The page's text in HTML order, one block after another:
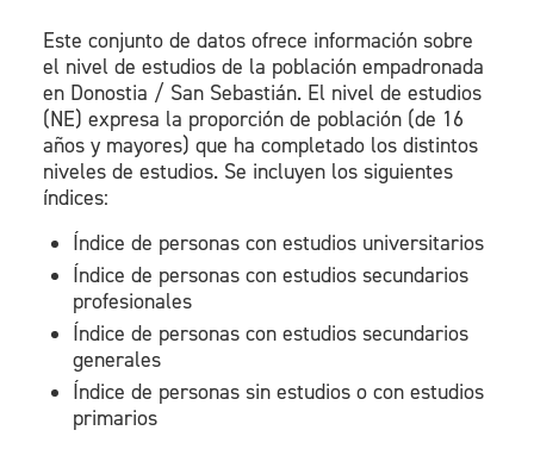
Este conjunto de datos ofrece información sobre
el nivel de estudios de la población empadronada
en Donostia / San Sebastián. El nivel de estudios
(NE) expresa la proporción de población (de 16
años y mayores) que ha completado los distintos
niveles de estudios. Se incluyen los siguientes
índices:
Índice de personas con estudios universitarios
Índice de personas con estudios secundarios
profesionales
Índice de personas con estudios secundarios
generales
Índice de personas sin estudios o con estudios
primarios